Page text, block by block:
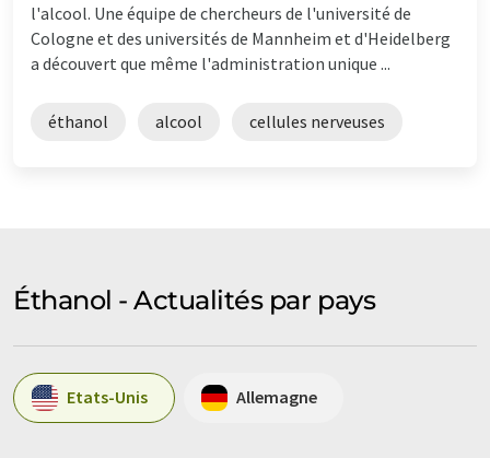
l'alcool. Une équipe de chercheurs de l'université de
Cologne et des universités de Mannheim et d'Heidelberg
a découvert que même l'administration unique ...
éthanol alcool cellules nerveuses
Éthanol - Actualités par pays
Etats-Unis Allemagne